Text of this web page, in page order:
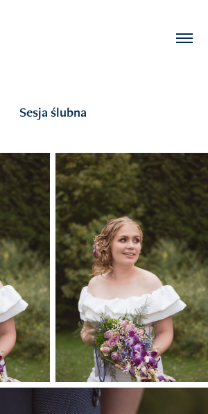
Sesja ślubna